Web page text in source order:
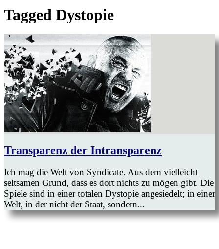
Tagged Dystopie
Transparenz der Intransparenz
Ich mag die Welt von Syndicate. Aus dem vielleicht
seltsamen Grund, dass es dort nichts zu mögen gibt. Die
Spiele sind in einer totalen Dystopie angesiedelt; in einer
Welt, in der nicht der Staat, sondern...